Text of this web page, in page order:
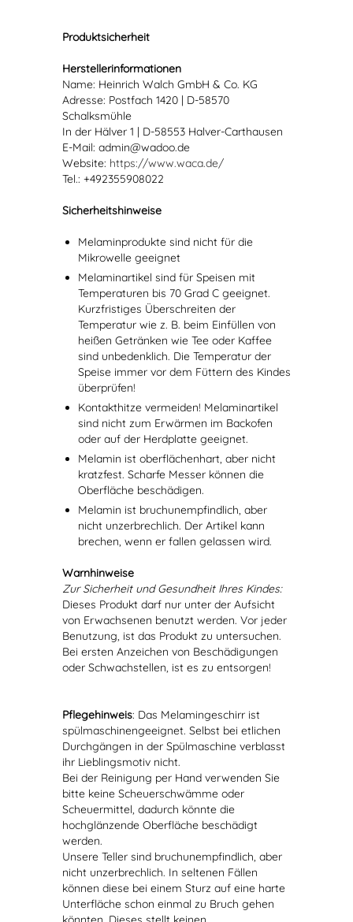
Produktsicherheit
Herstellerinformationen
Name: Heinrich Walch GmbH & Co. KG
Adresse: Postfach 1420 | D-58570
Schalksmühle
In der Hälver 1 | D-58553 Halver-Carthausen
E-Mail: admin@wadoo.de
Website: https://www.waca.de/
Tel.: +492355908022
Sicherheitshinweise
Melaminprodukte sind nicht für die
Mikrowelle geeignet
Melaminartikel sind für Speisen mit
Temperaturen bis 70 Grad C geeignet.
Kurzfristiges Überschreiten der
Temperatur wie z. B. beim Einfüllen von
heißen Getränken wie Tee oder Kaffee
sind unbedenklich. Die Temperatur der
Speise immer vor dem Füttern des Kindes
überprüfen!
Kontakthitze vermeiden! Melaminartikel
sind nicht zum Erwärmen im Backofen
oder auf der Herdplatte geeignet.
Melamin ist oberflächenhart, aber nicht
kratzfest. Scharfe Messer können die
Oberfläche beschädigen.
Melamin ist bruchunempfindlich, aber
nicht unzerbrechlich. Der Artikel kann
brechen, wenn er fallen gelassen wird.
Warnhinweise
Zur Sicherheit und Gesundheit Ihres Kindes:
Dieses Produkt darf nur unter der Aufsicht
von Erwachsenen benutzt werden. Vor jeder
Benutzung, ist das Produkt zu untersuchen.
Bei ersten Anzeichen von Beschädigungen
oder Schwachstellen, ist es zu entsorgen!
Pflegehinweis: Das Melamingeschirr ist
spülmaschinengeeignet. Selbst bei etlichen
Durchgängen in der Spülmaschine verblasst
ihr Lieblingsmotiv nicht.
Bei der Reinigung per Hand verwenden Sie
bitte keine Scheuerschwämme oder
Scheuermittel, dadurch könnte die
hochglänzende Oberfläche beschädigt
werden.
Unsere Teller sind bruchunempfindlich, aber
nicht unzerbrechlich. In seltenen Fällen
können diese bei einem Sturz auf eine harte
Unterfläche schon einmal zu Bruch gehen